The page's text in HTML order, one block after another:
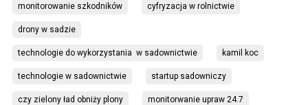
monitorowanie szkodników cyfryzacja w rolnictwie
drony w sadzie
technologie do wykorzystania  w sadownictwie kamil koc
technologie w sadownictwie startup sadowniczy
czy zielony ład obniży plony monitorwanie upraw 24.7